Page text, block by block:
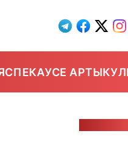
УСЕ